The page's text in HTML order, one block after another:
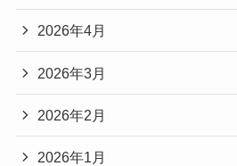
2026年4月
2026年3月
2026年2月
2026年1月